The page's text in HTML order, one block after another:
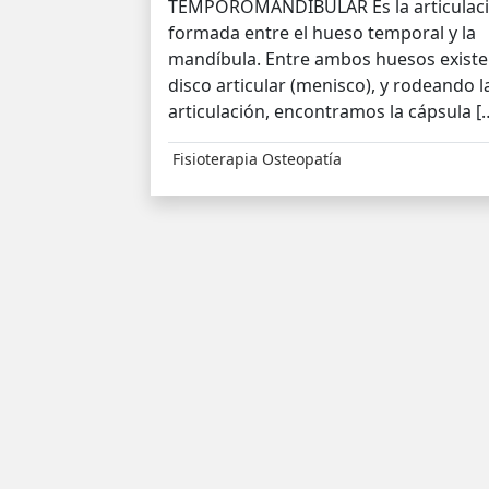
TEMPOROMANDIBULAR Es la
formada entre el hueso temporal y la
mandíbula. Entre ambos huesos
disco articular (menisco), y rodeando
articulación, encontramos la cápsula
Fisioterapia Osteopatía